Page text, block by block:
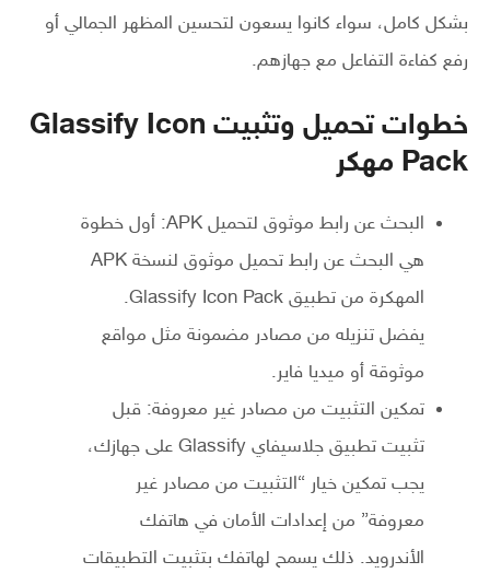
بشكل كامل، سواء كانوا يسعون لتحسين المظهر الجمالي أو
رفع كفاءة التفاعل مع جهازهم.
خطوات تحميل وتثبيت Glassify Icon
Pack مهكر
البحث عن رابط موثوق لتحميل APK: أول خطوة
هي البحث عن رابط تحميل موثوق لنسخة APK
المهكرة من تطبيق Glassify Icon Pack.
يفضل تنزيله من مصادر مضمونة مثل مواقع
موثوقة أو ميديا فاير.
تمكين التثبيت من مصادر غير معروفة: قبل
تثبيت تطبيق جلاسيفاي Glassify على جهازك،
يجب تمكين خيار “التثبيت من مصادر غير
معروفة” من إعدادات الأمان في هاتفك
الأندرويد. ذلك يسمح لهاتفك بتثبيت التطبيقات